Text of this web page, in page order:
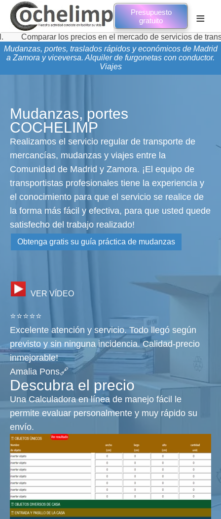
Presupuesto
gratuito
≡
los precios en el mercado de servicios de transporte de
Mudanzas, portes, traslados rápidos y económicos de Madrid
a Zamora y viceversa. Alquiler de furgonetas con conductor.
Viajes
Mudanzas, portes
COCHELIMP
Realizamos el servicio regular de transporte de
mercancías, mudanzas y viajes entre la
Comunidad de Madrid y Zamora. ¡El equipo de
transportistas profesionales tiene la experiencia y
el conocimiento para que el servicio se realice de
la forma más fácil y efectiva, para que usted quede
satisfecho del trabajo realizado!
Obtenga gratis su guía práctica de mudanzas
VER VÍDEO
⭐⭐⭐⭐⭐
Excelente atención y servicio. Todo llegó según
previsto y sin ninguna incidencia. Calidad-precio
inmejorable!
Amalia Pons🔗
Descubra el precio
Una Calculadora en línea de manejo fácil le
permite evaluar personalmente y muy rápido su
envío.